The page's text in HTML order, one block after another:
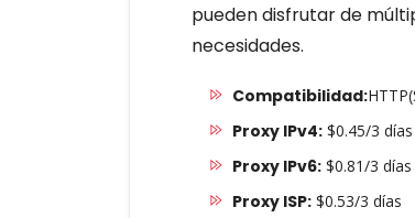
pueden disfrutar de
necesidades.
Compatibilidad:
Proxy IPv4: $0.45/3 días
Proxy IPv6: $0.81/3 días
Proxy ISP: $0.53/3 días